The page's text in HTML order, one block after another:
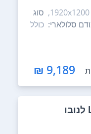
1920x1200,
סוג
סלולארי: כולל
9,189 ₪